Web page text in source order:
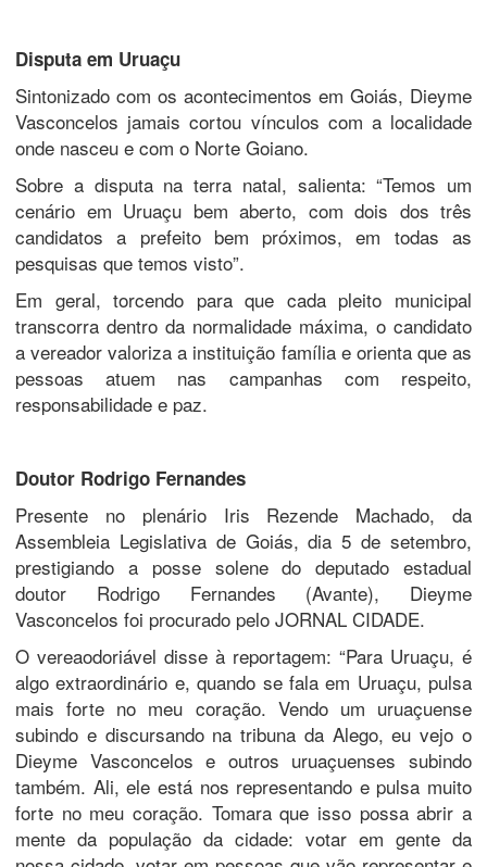
Disputa em Uruaçu
Sintonizado com os acontecimentos em Goiás, Dieyme
Vasconcelos jamais cortou vínculos com a localidade
onde nasceu e com o Norte Goiano.
Sobre a disputa na terra natal, salienta: “Temos um
cenário em Uruaçu bem aberto, com dois dos três
candidatos a prefeito bem próximos, em todas as
pesquisas que temos visto”.
Em geral, torcendo para que cada pleito municipal
transcorra dentro da normalidade máxima, o candidato
a vereador valoriza a instituição família e orienta que as
pessoas atuem nas campanhas com respeito,
responsabilidade e paz.
Doutor Rodrigo Fernandes
Presente no plenário Iris Rezende Machado, da
Assembleia Legislativa de Goiás, dia 5 de setembro,
prestigiando a posse solene do deputado estadual
doutor Rodrigo Fernandes (Avante), Dieyme
Vasconcelos foi procurado pelo JORNAL CIDADE.
O vereaodoriável disse à reportagem: “Para Uruaçu, é
algo extraordinário e, quando se fala em Uruaçu, pulsa
mais forte no meu coração. Vendo um uruaçuense
subindo e discursando na tribuna da Alego, eu vejo o
Dieyme Vasconcelos e outros uruaçuenses subindo
também. Ali, ele está nos representando e pulsa muito
forte no meu coração. Tomara que isso possa abrir a
mente da população da cidade: votar em gente da